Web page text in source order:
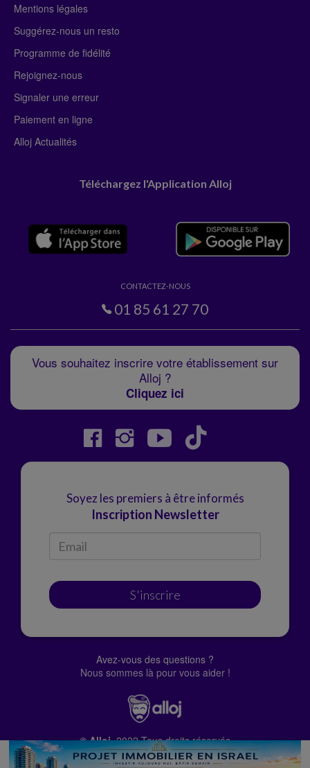
Mentions légales
Suggérez-nous un resto
Programme de fidélité
Rejoignez-nous
Signaler une erreur
Paiement en ligne
Alloj Actualités
Téléchargez l'Application Alloj
CONTACTEZ-NOUS
01 85 61 27 70
Vous souhaitez inscrire votre établissement sur
Alloj ?
Cliquez ici
Soyez les premiers à être informés
Inscription Newsletter
S'inscrire
Avez-vous des questions ?
Nous sommes là pour vous aider !
© Alloj.2022 Tous droits réservés